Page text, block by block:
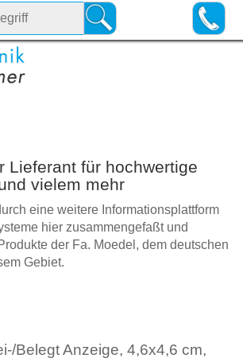
Lieferant für hochwertige
vielem mehr
eine weitere Informationsplattform
hier zusammengefaßt und
der Fa. Moedel, dem deutschen
Gebiet.
Belegt Anzeige, 4,6x4,6 cm,